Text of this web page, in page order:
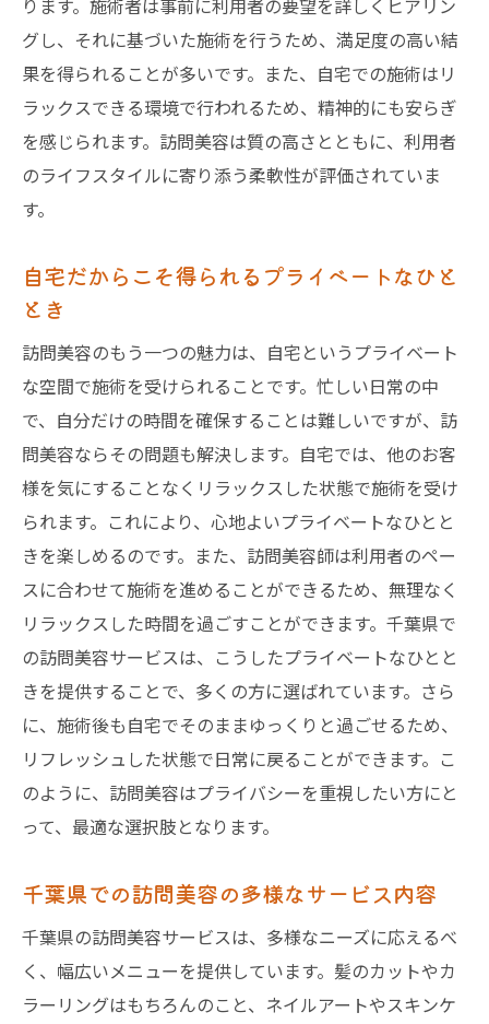
ります。施術者は事前に利用者の要望を詳しくヒアリン
グし、それに基づいた施術を行うため、満足度の高い結
果を得られることが多いです。また、自宅での施術はリ
ラックスできる環境で行われるため、精神的にも安らぎ
を感じられます。訪問美容は質の高さとともに、利用者
のライフスタイルに寄り添う柔軟性が評価されていま
す。
自宅だからこそ得られるプライベートなひと
とき
訪問美容のもう一つの魅力は、自宅というプライベート
な空間で施術を受けられることです。忙しい日常の中
で、自分だけの時間を確保することは難しいですが、訪
問美容ならその問題も解決します。自宅では、他のお客
様を気にすることなくリラックスした状態で施術を受け
られます。これにより、心地よいプライベートなひとと
きを楽しめるのです。また、訪問美容師は利用者のペー
スに合わせて施術を進めることができるため、無理なく
リラックスした時間を過ごすことができます。千葉県で
の訪問美容サービスは、こうしたプライベートなひとと
きを提供することで、多くの方に選ばれています。さら
に、施術後も自宅でそのままゆっくりと過ごせるため、
リフレッシュした状態で日常に戻ることができます。こ
のように、訪問美容はプライバシーを重視したい方にと
って、最適な選択肢となります。
千葉県での訪問美容の多様なサービス内容
千葉県の訪問美容サービスは、多様なニーズに応えるべ
く、幅広いメニューを提供しています。髪のカットやカ
ラーリングはもちろんのこと、ネイルアートやスキンケ